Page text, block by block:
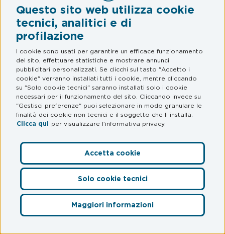
Questo sito web utilizza cookie
tecnici, analitici e di
profilazione
I cookie sono usati per garantire un efficace funzionamento
del sito, effettuare statistiche e mostrare annunci
pubblicitari personalizzati. Se clicchi sul tasto "Accetto i
cookie" verranno installati tutti i cookie, mentre cliccando
su "Solo cookie tecnici" saranno installati solo i cookie
necessari per il funzionamento del sito. Cliccando invece su
"Gestisci preferenze" puoi selezionare in modo granulare le
finalità dei cookie non tecnici e il soggetto che li installa.
Clicca qui per visualizzare l’informativa privacy.
Accetta cookie
Solo cookie tecnici
Maggiori informazioni
La presente Licenza viene concessa a tempo indeterminato
dal momento dell’attivazione del profilo federato. L’Utente
può cessare la licenza in qualsiasi momento, non utilizzando i
sospendere o revocare in ogni momento la licenza, senza
alcun improvviso, unilateralmente e a propria totale
discrezione. myCicero si riserva la facoltà di sospendere
temporaneamente l’accesso all’Id Wallet, anche senza
preavviso, in presenza di fondati sospetti di violazione della
sicurezza, uso fraudolento, accessi anomali o tentativi di
attacco informatico. In tali casi, l’Utente sarà prontamente
dell’identità e della sicurezza del profilo.
5. REQUISITI MINIMI DI SISTEMA ED INTEROPERABILITÀ
L’accesso alla Applicazione richiede un dispositivo
compatibile con le versioni minime dei sistemi operativi